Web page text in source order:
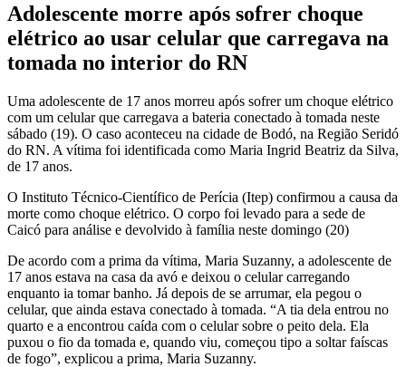
Adolescente morre após sofrer choque
elétrico ao usar celular que carregava na
tomada no interior do RN
Uma adolescente de 17 anos morreu após sofrer um choque elétrico
com um celular que carregava a bateria conectado à tomada neste
sábado (19). O caso aconteceu na cidade de Bodó, na Região Seridó
do RN. A vítima foi identificada como Maria Ingrid Beatriz da Silva,
de 17 anos.
O Instituto Técnico-Científico de Perícia (Itep) confirmou a causa da
morte como choque elétrico. O corpo foi levado para a sede de
Caicó para análise e devolvido à família neste domingo (20)
De acordo com a prima da vítima, Maria Suzanny, a adolescente de
17 anos estava na casa da avó e deixou o celular carregando
enquanto ia tomar banho. Já depois de se arrumar, ela pegou o
celular, que ainda estava conectado à tomada. “A tia dela entrou no
quarto e a encontrou caída com o celular sobre o peito dela. Ela
puxou o fio da tomada e, quando viu, começou tipo a soltar faíscas
de fogo”, explicou a prima, Maria Suzanny.